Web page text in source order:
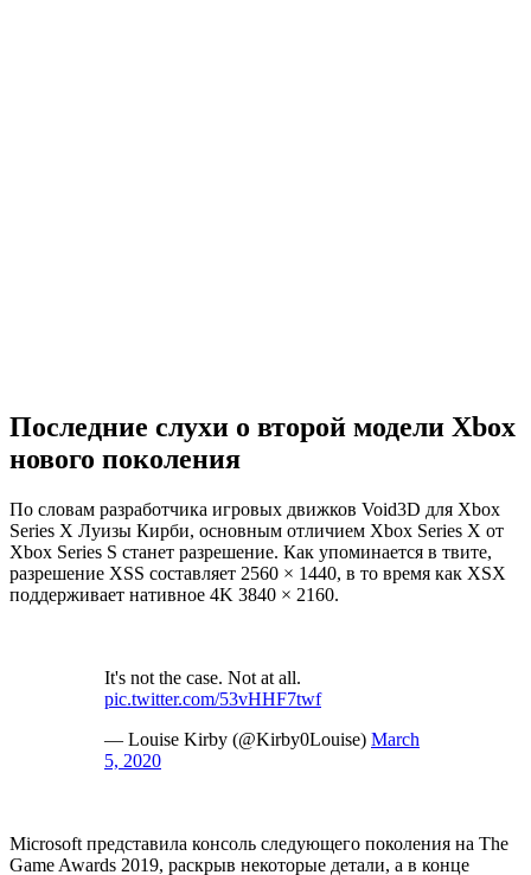
Последние слухи о второй модели Xbox
нового поколения
По словам разработчика игровых движков Void3D для Xbox
Series X Луизы Кирби, основным отличием Xbox Series X от
Xbox Series S станет разрешение. Как упоминается в твите,
разрешение XSS составляет 2560 × 1440, в то время как XSX
поддерживает нативное 4K 3840 × 2160.
It's not the case. Not at all.
pic.twitter.com/53vHHF7twf
— Louise Kirby (@Kirby0Louise) March
5, 2020
Microsoft представила консоль следующего поколения на The
Game Awards 2019, раскрыв некоторые детали, а в конце